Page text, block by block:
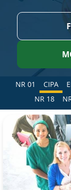
NR 01 CIPA
NR 18